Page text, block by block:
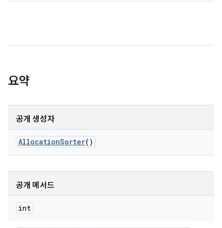
요약
공개 생성자
AllocationSorter()
공개 메서드
int